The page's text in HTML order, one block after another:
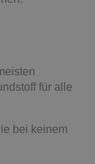
für alle
bei keinem